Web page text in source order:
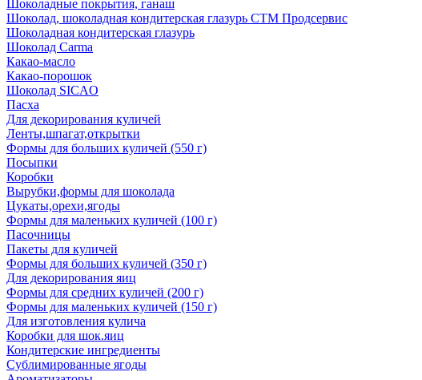
Шоколадные покрытия, ганаш
Шоколад, шоколадная кондитерская глазурь СТМ Продсервис
Шоколадная кондитерская глазурь
Шоколад Carma
Какао-масло
Какао-порошок
Шоколад SICAO
Пасха
Для декорирования куличей
Ленты,шпагат,открытки
Формы для больших куличей (550 г)
Посыпки
Коробки
Вырубки,формы для шоколада
Цукаты,орехи,ягоды
Формы для маленьких куличей (100 г)
Пасочницы
Пакеты для куличей
Формы для больших куличей (350 г)
Для декорирования яиц
Формы для средних куличей (200 г)
Формы для маленьких куличей (150 г)
Для изготовления кулича
Коробки для шок.яиц
Кондитерские ингредиенты
Сублимированные ягоды